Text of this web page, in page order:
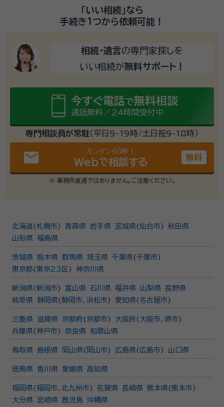
「いい相続」なら
手続き1つから依頼可能！
相続・遺言の専門家探しを
いい相続が無料サポート！
今すぐ電話で無料相談
通話無料／24時間受付中
専門相談員が常駐（平日9-19時/土日祝9-18時）
email カンタン60秒！
Webで相談する 無料
※ 事務所直通ではありません。ご注意ください。
北海道 (札幌市) 青森県 岩手県 宮城県(仙台市)
秋田県
山形県 福島県
茨城県 栃木県 群馬県 埼玉県 千葉県(千葉市)
東京都 ( 東京23区 ) 神奈川県
新潟県(新潟市) 富山県 石川県 福井県 山梨県 長野県
岐阜県
静岡県( 静岡市、 浜松市) 愛知県( 名古屋市)
三重県 滋賀県 京都府( 京都市) 大阪府( 大阪市、 堺市)
兵庫県(神戸市) 奈良県 和歌山県
鳥取県 島根県 岡山県( 岡山市) 広島県( 広島市) 山口県
徳島県 香川県 愛媛県 高知県
福岡県(福岡市、 北九州市) 佐賀県 長崎県 熊本県(熊本市)
大分県
宮崎県 鹿児島 沖縄県